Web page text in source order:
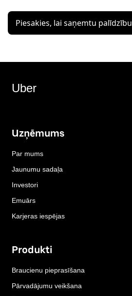
Piesakies, lai saņemtu palīdzību
Uber
Uzņēmums
Par mums
Jaunumu sadaļa
Investori
Emuārs
Karjeras iespējas
Produkti
Braucienu pieprasīšana
Pārvadājumu veikšana